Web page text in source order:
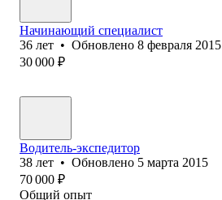
Начинающий специалист
36 лет • Обновлено 8 февраля 2015
30 000 ₽
Водитель-экспедитор
38 лет • Обновлено 5 марта 2015
70 000 ₽
Общий опыт